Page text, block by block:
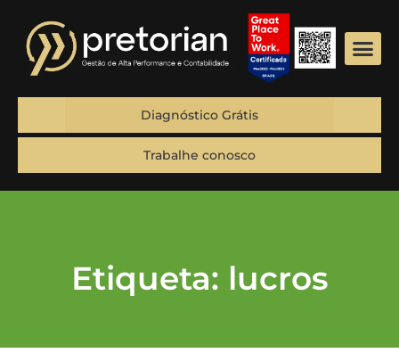
Diagnóstico Grátis
Trabalhe conosco
Etiqueta: lucros